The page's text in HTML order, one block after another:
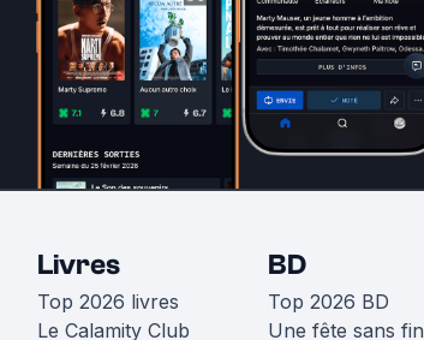
Livres
Top 2026 livres
Le Calamity Club
BD
Top 2026 BD
Une fête sans fin